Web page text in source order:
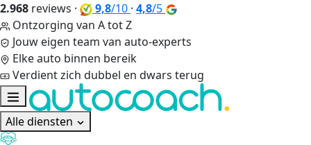
2.968 reviews · 9,8/10 · 4,8/5
Ontzorging van A tot Z
Jouw eigen team van auto-experts
Elke auto binnen bereik
Verdient zich dubbel en dwars terug
Alle diensten